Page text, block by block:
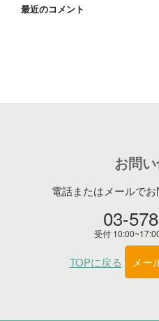
イ
最近のコメント
お問
電話またはメールでお
03-
受付
TOPに戻る メー